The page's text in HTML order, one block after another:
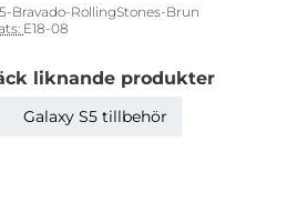
Bravado-RollingStones-Brun
E18-08
liknande produkter
Galaxy S5 tillbehör